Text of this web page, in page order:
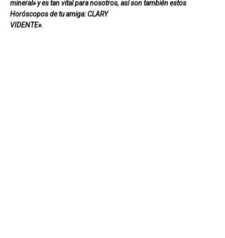
mineral» y es tan vital para nosotros, así son también estos
Horóscopos de tu amiga:CLARY
VIDENTE».